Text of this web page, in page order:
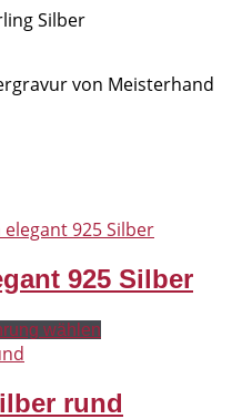
Silber
von Meisterhand
925 Silber
wählenDieses
mehrere
rund